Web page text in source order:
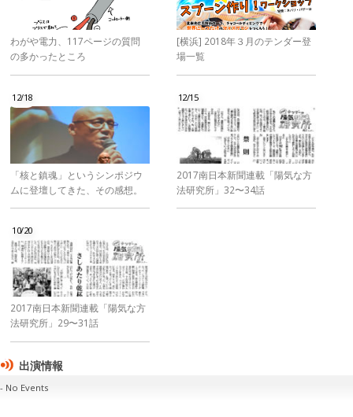
わがや電力、117ページの質問
の多かったところ
[横浜] 2018年３月のテンダー登
場一覧
12/18
「核と鎮魂」というシンポジウ
ムに登壇してきた、その感想。
12/15
2017南日本新聞連載「陽気な方
法研究所」32〜34話
10/20
2017南日本新聞連載「陽気な方
法研究所」29〜31話
出演情報
No Events